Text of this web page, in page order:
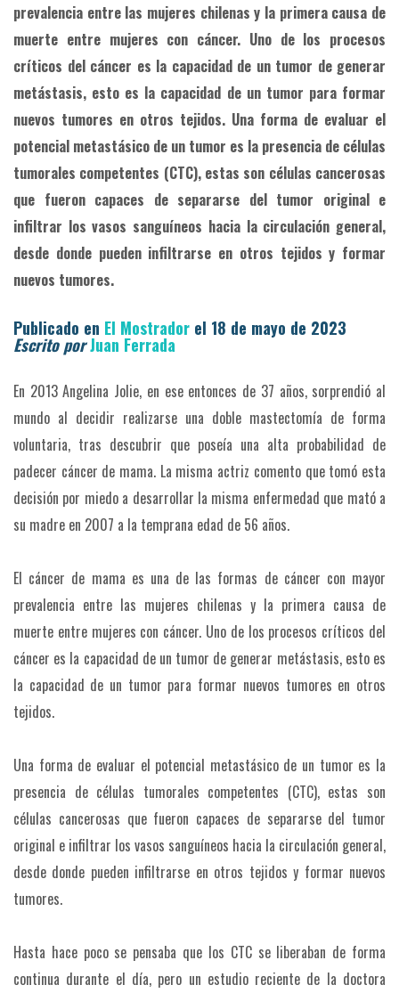
prevalencia entre las mujeres chilenas y la primera causa de
muerte entre mujeres con cáncer. Uno de los procesos
críticos del cáncer es la capacidad de un tumor de generar
metástasis, esto es la capacidad de un tumor para formar
nuevos tumores en otros tejidos. Una forma de evaluar el
potencial metastásico de un tumor es la presencia de células
tumorales competentes (CTC), estas son células cancerosas
que fueron capaces de separarse del tumor original e
infiltrar los vasos sanguíneos hacia la circulación general,
desde donde pueden infiltrarse en otros tejidos y formar
nuevos tumores.
Publicado en El Mostrador el 18 de mayo de 2023
Escrito porJuan Ferrada
En 2013 Angelina Jolie, en ese entonces de 37 años, sorprendió al
mundo al decidir realizarse una doble mastectomía de forma
voluntaria, tras descubrir que poseía una alta probabilidad de
padecer cáncer de mama. La misma actriz comento que tomó esta
decisión por miedo a desarrollar la misma enfermedad que mató a
su madre en 2007 a la temprana edad de 56 años.
El cáncer de mama es una de las formas de cáncer con mayor
prevalencia entre las mujeres chilenas y la primera causa de
muerte entre mujeres con cáncer. Uno de los procesos críticos del
cáncer es la capacidad de un tumor de generar metástasis, esto es
la capacidad de un tumor para formar nuevos tumores en otros
tejidos.
Una forma de evaluar el potencial metastásico de un tumor es la
presencia de células tumorales competentes (CTC), estas son
células cancerosas que fueron capaces de separarse del tumor
original e infiltrar los vasos sanguíneos hacia la circulación general,
desde donde pueden infiltrarse en otros tejidos y formar nuevos
tumores.
Hasta hace poco se pensaba que los CTC se liberaban de forma
continua durante el día, pero un estudio reciente de la doctora